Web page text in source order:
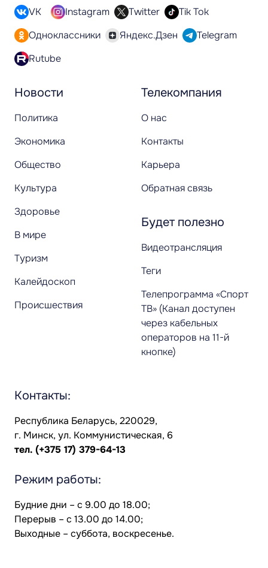
Новости
Политика
Экономика
Общество
Культура
Здоровье
В мире
Туризм
Калейдоскоп
Происшествия
Телекомпания
О нас
Контакты
Карьера
Обратная связь
Будет полезно
Видеотрансляция
Теги
Телепрограмма «Спорт
ТВ» (Канал доступен
через кабельных
операторов на 11-й
кнопке)
VK Instagram Twitter
Tik Tok
Одноклассники
Яндекс.Дзен
Telegram
Rutube
Контакты:
Республика Беларусь, 220029,
г. Минск, ул. Коммунистическая, 6
тел. (+375 17) 379-64-13
Режим работы:
Будние дни – с 9.00 до 18.00;
Перерыв – с 13.00 до 14.00;
Выходные – суббота, воскресенье.